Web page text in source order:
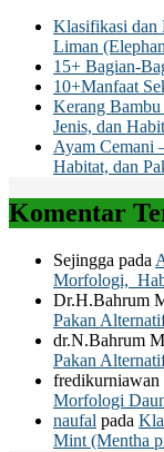
Klasifikasi dan
Liman
15+ Bagian-
10+Manfaat
Kerang
Jenis, dan
Ayam Cemani
Habitat, dan
Komentar
Sejingga pada
Morfologi,
Dr.H.Bahrum
Pakan
dr.N.Bahrum
Pakan
fredikurniawan
Morfologi
naufal pada
Mint (Mentha